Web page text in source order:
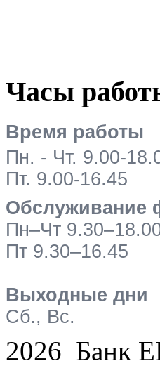
Часы
Время работы
Пн. - Чт. 9.00-
Пт. 9.00-16.45
Обслуживание
Пн–Чт
Пт 9.30–16.45
Выходные дни
Сб., Вс.
2026 Банк